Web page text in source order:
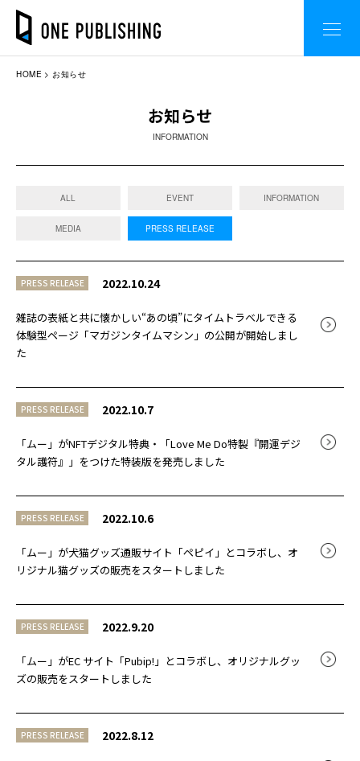
HOME お知らせ
お知らせ
INFORMATION
ALL EVENT INFORMATION
MEDIA PRESS RELEASE
PRESS RELEASE 2022.10.24
雑誌の表紙と共に懐かしい“あの頃”にタイムトラベルできる
体験型ページ「マガジンタイムマシン」の公開が開始しまし
た
PRESS RELEASE 2022.10.7
「ムー」がNFTデジタル特典・「Love Me Do特製『開運デジ
タル護符』」をつけた特装版を発売しました
PRESS RELEASE 2022.10.6
「ムー」が犬猫グッズ通販サイト「ペピイ」とコラボし、オ
リジナル猫グッズの販売をスタートしました
PRESS RELEASE 2022.9.20
「ムー」がEC サイト「Pubip!」とコラボし、オリジナルグッ
ズの販売をスタートしました
PRESS RELEASE 2022.8.12